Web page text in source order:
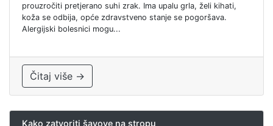
prouzročiti pretjerano suhi zrak. Ima upalu grla, želi kihati,
koža se odbija, opće zdravstveno stanje se pogoršava.
Alergijski bolesnici mogu...
Čitaj više →
Kako zatvoriti šavove na stropu